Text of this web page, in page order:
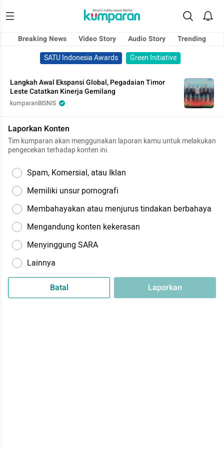
Breaking News Video Story Audio Story
Trending
SATU Indonesia Awards
Green Initiative
Langkah Awal Ekspansi Global, Pegadaian Timor
Leste Catatkan Kinerja Gemilang
kumparanBISNIS
Laporkan Konten
Tim kumparan akan menggunakan laporan kamu untuk melakukan
pengecekan terhadap konten ini.
Spam, Komersial, atau Iklan
Memiliki unsur pornografi
Membahayakan atau menjurus tindakan berbahaya
Mengandung konten kekerasan
Menyinggung SARA
Lainnya
Batal Laporkan